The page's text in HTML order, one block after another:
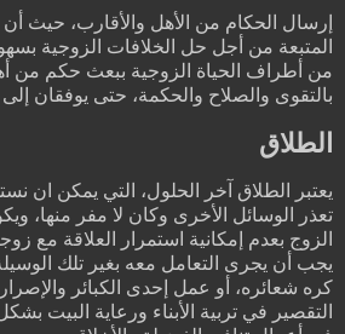
إرسال الحكام من الأهل والأقارب، حيث
المتبعة من أجل حل الخلافات الزوجية
من أطراف الحياة الزوجية ببعث حكم من
بالتقوى والصلاح والحكمة، حتى يوفقان إلى
الطلاق
يعتبر الطلاق آخر الحلول، التي يمكن ان
تعذر الوسائل الأخرى وكان لا مفر منها،
الزوج بعدم إمكانية استمرار العلاقة مع
يجب أن يجرى التعامل معه بغير تلك
كره شعائره، أو عمل إحدى الكبائر والإصرار
التقصير في تربية الأبناء ورعاية البيت